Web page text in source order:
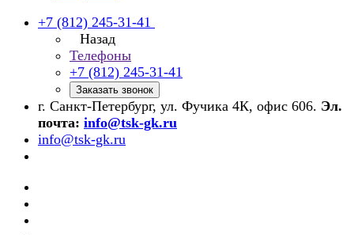
+7 (812) 245-31-41
Назад
Телефоны
+7 (812) 245-31-41
Заказать звонок
г. Санкт-Петербург, ул. Фучика 4К, офис 606. Эл.
почта: info@tsk-gk.ru
info@tsk-gk.ru